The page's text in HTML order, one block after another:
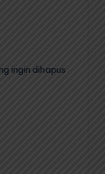
ingin dihapus